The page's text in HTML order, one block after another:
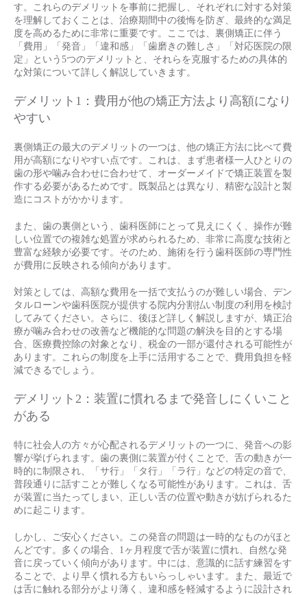
す。これらのデメリットを事前に把握し、それぞれに対する対策
を理解しておくことは、治療期間中の後悔を防ぎ、最終的な満足
度を高めるために非常に重要です。ここでは、裏側矯正に伴う
「費用」「発音」「違和感」「歯磨きの難しさ」「対応医院の限
定」という5つのデメリットと、それらを克服するための具体的
な対策について詳しく解説していきます。
デメリット1：費用が他の矯正方法より高額になり
やすい
裏側矯正の最大のデメリットの一つは、他の矯正方法に比べて費
用が高額になりやすい点です。これは、まず患者様一人ひとりの
歯の形や噛み合わせに合わせて、オーダーメイドで矯正装置を製
作する必要があるためです。既製品とは異なり、精密な設計と製
造にコストがかかります。
また、歯の裏側という、歯科医師にとって見えにくく、操作が難
しい位置での複雑な処置が求められるため、非常に高度な技術と
豊富な経験が必要です。そのため、施術を行う歯科医師の専門性
が費用に反映される傾向があります。
対策としては、高額な費用を一括で支払うのが難しい場合、デン
タルローンや歯科医院が提供する院内分割払い制度の利用を検討
してみてください。さらに、後ほど詳しく解説しますが、矯正治
療が噛み合わせの改善など機能的な問題の解決を目的とする場
合、医療費控除の対象となり、税金の一部が還付される可能性が
あります。これらの制度を上手に活用することで、費用負担を軽
減できるでしょう。
デメリット2：装置に慣れるまで発音しにくいこと
がある
特に社会人の方々が心配されるデメリットの一つに、発音への影
響が挙げられます。歯の裏側に装置が付くことで、舌の動きが一
時的に制限され、「サ行」「タ行」「ラ行」などの特定の音で、
普段通りに話すことが難しくなる可能性があります。これは、舌
が装置に当たってしまい、正しい舌の位置や動きが妨げられるた
めに起こります。
しかし、ご安心ください。この発音の問題は一時的なものがほと
んどです。多くの場合、1ヶ月程度で舌が装置に慣れ、自然な発
音に戻っていく傾向があります。中には、意識的に話す練習をす
ることで、より早く慣れる方もいらっしゃいます。また、最近で
は舌に触れる部分がより薄く、違和感を軽減するように設計され